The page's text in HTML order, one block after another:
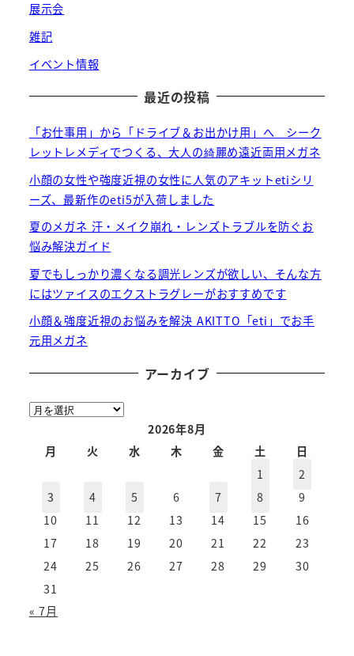
展示会
雑記
イベント情報
最近の投稿
「お仕事用」から「ドライブ＆お出かけ用」へ シーク
レットレメディでつくる、大人の綺麗め遠近両用メガネ
小顔の女性や強度近視の女性に人気のアキットetiシリ
ーズ、最新作のeti5が入荷しました
夏のメガネ 汗・メイク崩れ・レンズトラブルを防ぐお
悩み解決ガイド
夏でもしっかり濃くなる調光レンズが欲しい、そんな方
にはツァイスのエクストラグレーがおすすめです
小顔＆強度近視のお悩みを解決 AKITTO「eti」でお手
元用メガネ
アーカイブ
ア
2026年8月
月
火 水 木 金 土
日
1
2
3
4 5 6 7 8
9
10
11 12 13 14 15
16
17
18 19 20 21 22
23
24
25 26 27 28 29
30
31
« 7月